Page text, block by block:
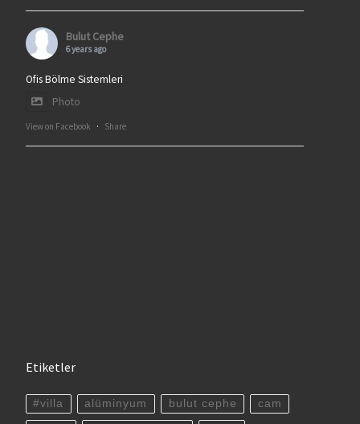
Bulut Cephe
6 years ago
Ofis Bölme Sistemleri
Photo
View on Facebook · Share
Etiketler
#villa alüminyum bulut cephe cam